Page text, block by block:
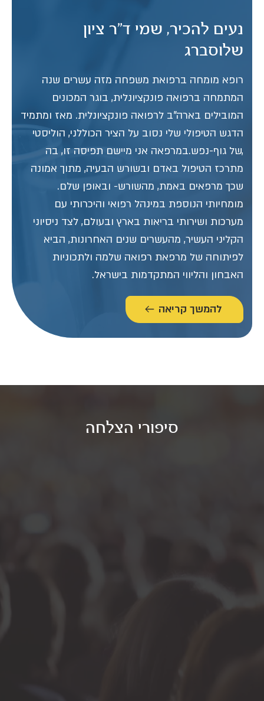
נעים להכיר, שמי ד"ר ציון
שלוסברג
רופא מומחה ברפואת משפחה מזה עשרים שנה
המתמחה ברפואה פונקציונלית, בוגר המכונים
המובילים בארה"ב לרפואה פונקציונלית. מאז ומתמיד
הדגש הטיפולי שלי נסוב על הציר הכוללני, הוליסטי
,של גוף-נפש.במרפאה אני מיישם תפיסה זו, בה
מתרכז הטיפול באדם ובשורש הבעיה, מתוך אמונה
שכך מרפאים באמת, מהשורש- ובאופן שלם.
מומחיותי הנוספת במינהל רפואי והיכרותי עם
מערכות ושירותי בריאות בארץ ובעולם, לצד ניסיוני
הקליני העשיר, מהעשרים שנים האחרונות, הביא
לפיתוחה של מרפאת רפואה שלמה ולתכוניות
האבחון והליווי המתקדמות בישראל.
להמשך קריאה
סיפורי הצלחה